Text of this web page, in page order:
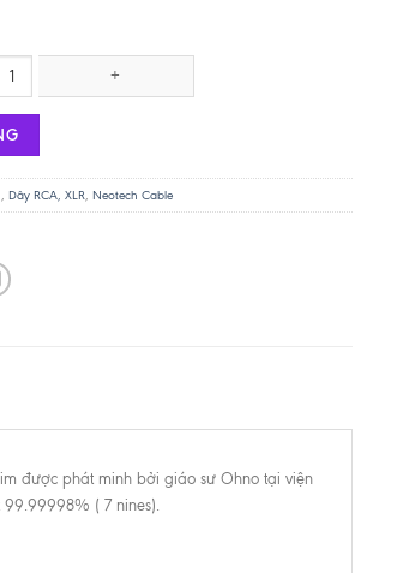
, Dây RCA, XLR, Neotech Cable
được phát minh bởi giáo sư Ohno tại viện
( 7 nines).